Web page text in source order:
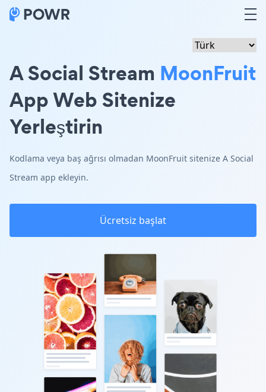
A Social Stream MoonFruit
App Web Sitenize
Yerleştirin
Kodlama veya baş ağrısı olmadan MoonFruit sitenize A Social
Stream app ekleyin.
Ücretsiz başlat